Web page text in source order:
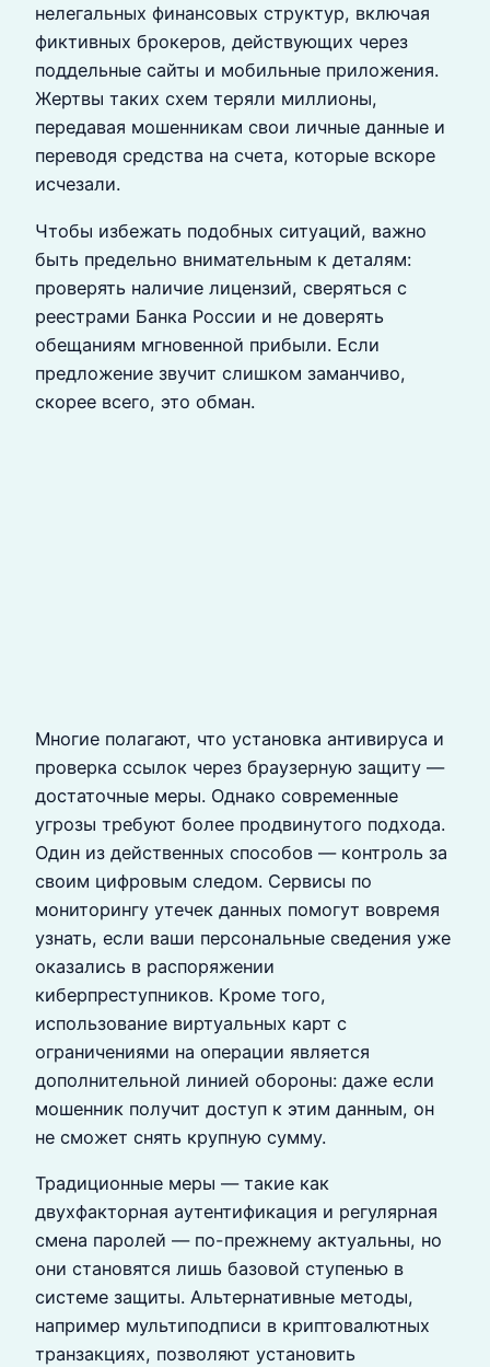
нелегальных финансовых структур, включая
фиктивных брокеров, действующих через
поддельные сайты и мобильные приложения.
Жертвы таких схем теряли миллионы,
передавая мошенникам свои личные данные и
переводя средства на счета, которые вскоре
исчезали.
Чтобы избежать подобных ситуаций, важно
быть предельно внимательным к деталям:
проверять наличие лицензий, сверяться с
реестрами Банка России и не доверять
обещаниям мгновенной прибыли. Если
предложение звучит слишком заманчиво,
скорее всего, это обман.
Многие полагают, что установка антивируса и
проверка ссылок через браузерную защиту —
достаточные меры. Однако современные
угрозы требуют более продвинутого подхода.
Один из действенных способов — контроль за
своим цифровым следом. Сервисы по
мониторингу утечек данных помогут вовремя
узнать, если ваши персональные сведения уже
оказались в распоряжении
киберпреступников. Кроме того,
использование виртуальных карт с
ограничениями на операции является
дополнительной линией обороны: даже если
мошенник получит доступ к этим данным, он
не сможет снять крупную сумму.
Традиционные меры — такие как
двухфакторная аутентификация и регулярная
смена паролей — по-прежнему актуальны, но
они становятся лишь базовой ступенью в
системе защиты. Альтернативные методы,
например мультиподписи в криптовалютных
транзакциях, позволяют установить